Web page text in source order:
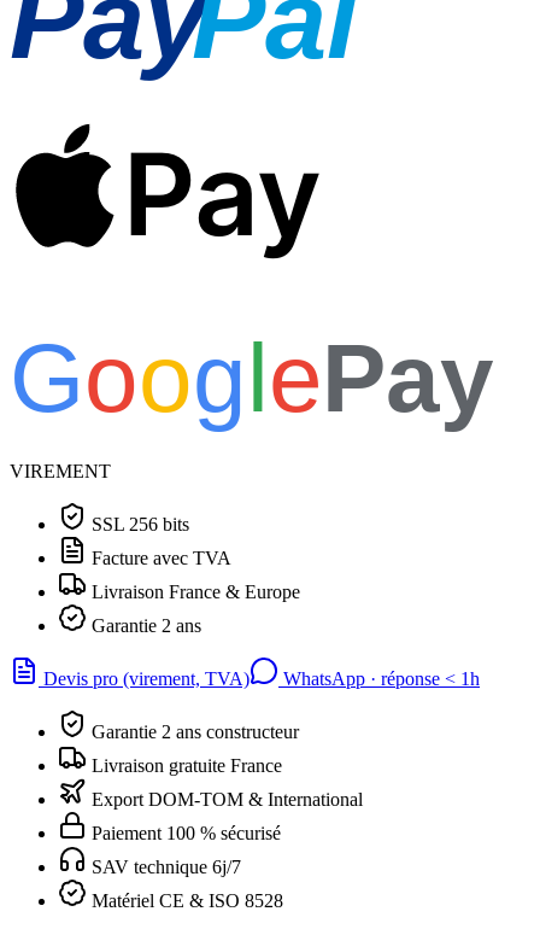
Pay
GooglePay
VIREMENT
SSL 256 bits
Facture avec TVA
Livraison France & Europe
Garantie 2 ans
Devis pro (virement, TVA) WhatsApp · réponse < 1h
Garantie 2 ans constructeur
Livraison gratuite France
Export DOM-TOM & International
Paiement 100 % sécurisé
SAV technique 6j/7
Matériel CE & ISO 8528